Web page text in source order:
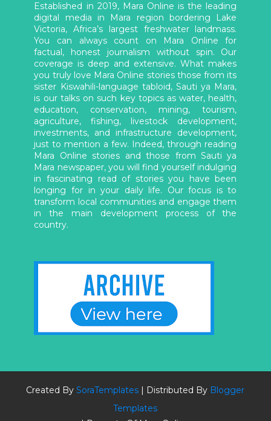
Established in 2019, Mara Online is the leading
digital media in Mara region bordering Lake
Victoria, Africa’s largest freshwater landmass.
You can always count on Mara Online for
factual, honest journalism without spin. Our
coverage is deep and extensive. What makes
you truly love Mara Online stories those from its
sister Kiswahili-language tabloid, Sauti ya Mara,
is our talks on such key topics as water, health,
education, conservation, mining, tourism,
agriculture, fishing, livestock development,
investments, and infrastructure development,
just to mention a few. Indeed, through reading
Mara Online stories and those from Sauti ya
Mara newspaper, you will find yourself indulging
in fascinating read of stories you have been
longing for in your daily life. Our focus is to
transform local communities and engage them
in the main development process of the
country.
Created BySoraTemplates | Distributed By Blogger
Templates